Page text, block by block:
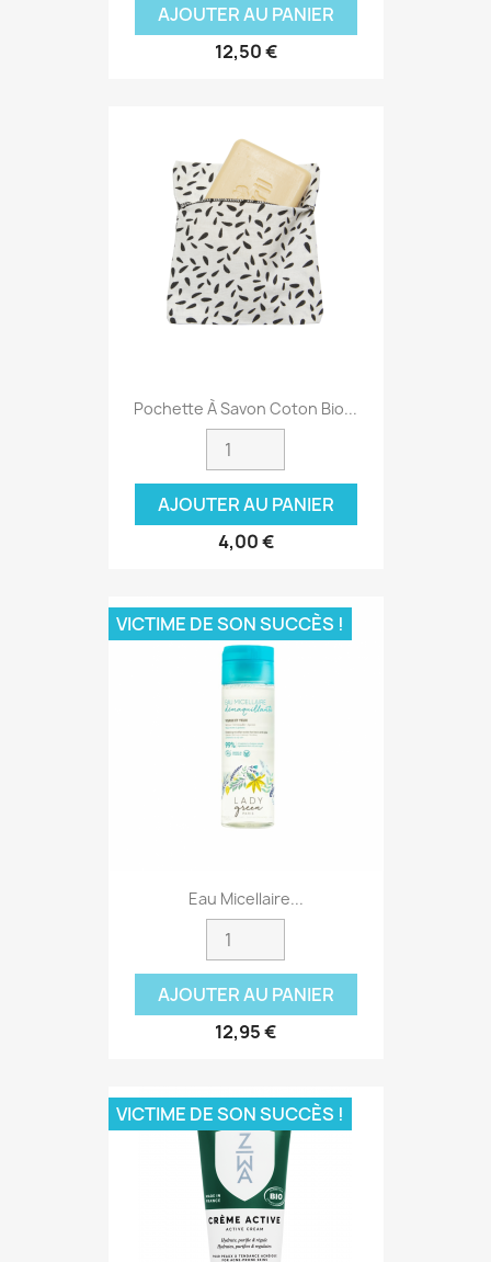
AJOUTER AU PANIER
12,50 €
Pochette À Savon Coton Bio...
AJOUTER AU PANIER
4,00 €
Eau Micellaire...
AJOUTER AU PANIER
12,95 €
VICTIME DE SON SUCCÈS !
VICTIME DE SON SUCCÈS !